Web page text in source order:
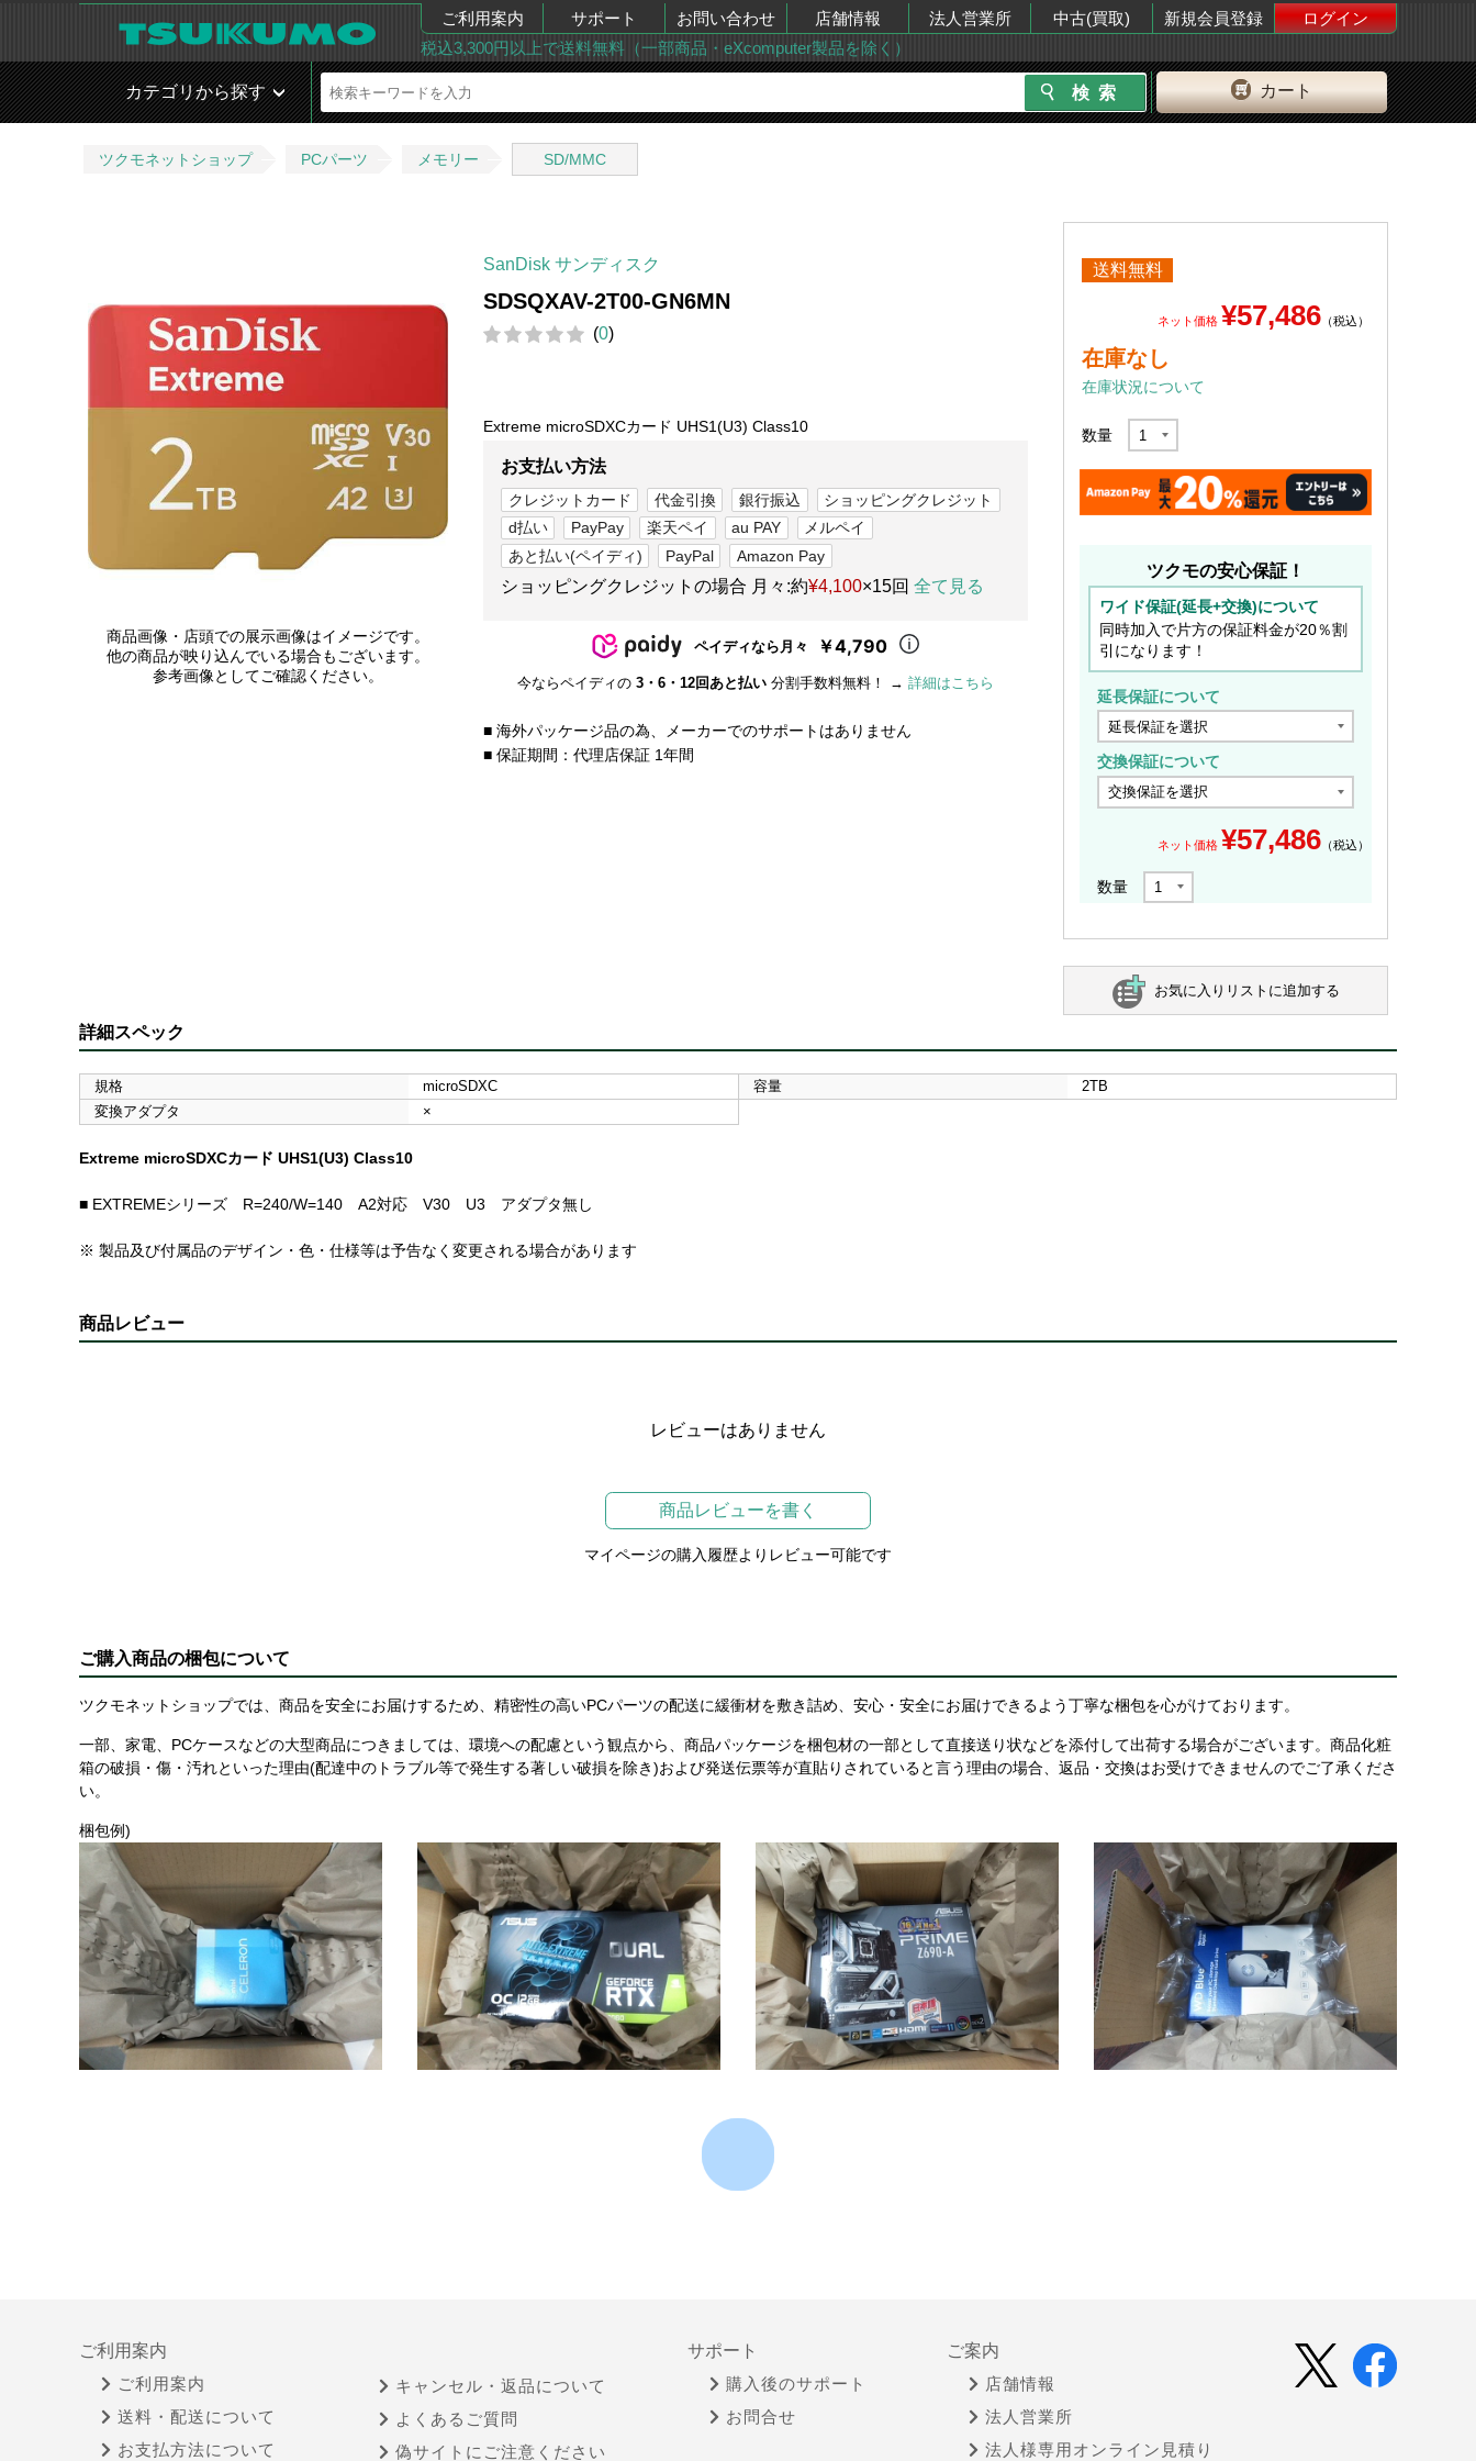
ご利用案内 サポート お問い合わせ 店舗情報 法人営業所 中古(買取) 新規会員登録
ログイン
税込3,300円以上で送料無料（一部商品・eXcomputer製品を除く）
カート
カテゴリから探す
ツクモネットショップ PCパーツ メモリー SD/MMC
商品画像・店頭での展示画像はイメージです。
他の商品が映り込んでいる場合もございます。
参考画像としてご確認ください。
SanDisk サンディスク
SDSQXAV-2T00-GN6MN
(0)
Extreme microSDXCカード UHS1(U3) Class10
お支払い方法
クレジットカード 代金引換 銀行振込
ショッピングクレジット
d払い
PayPay 楽天ペイ au PAY
メルペイ
あと払い(ペイディ)
PayPal Amazon Pay
ショッピングクレジットの場合 月々:約¥4,100×15回 全て見る
ペイディなら月々 ￥4,790
今ならペイディの 3・6・12回あと払い 分割手数料無料！ → 詳細はこちら
■ 海外パッケージ品の為、メーカーでのサポートはありません
■ 保証期間：代理店保証 1年間
送料無料
ネット価格 ¥57,486 （税込）
在庫なし
在庫状況について
数量
ツクモの安心保証！
ワイド保証(延長+交換)について
同時加入で片方の保証料金が20％割
引になります！
延長保証について
交換保証について
ネット価格 ¥57,486 （税込）
数量
お気に入りリストに追加する
詳細スペック
規格 microSDXC 容量
2TB
変換アダプタ
×
Extreme microSDXCカード UHS1(U3) Class10
■ EXTREMEシリーズ R=240/W=140 A2対応 V30 U3 アダプタ無し
※ 製品及び付属品のデザイン・色・仕様等は予告なく変更される場合があります
商品レビュー
レビューはありません
商品レビューを書く
マイページの購入履歴よりレビュー可能です
ご購入商品の梱包について
ツクモネットショップでは、商品を安全にお届けするため、精密性の高いPCパーツの配送に緩衝材を敷き詰め、安心・安全にお届けできるよう丁寧な梱包を心がけております。
一部、家電、PCケースなどの大型商品につきましては、環境への配慮という観点から、商品パッケージを梱包材の一部として直接送り状などを添付して出荷する場合がございます。商品化粧
箱の破損・傷・汚れといった理由(配達中のトラブル等で発生する著しい破損を除き)および発送伝票等が直貼りされていると言う理由の場合、返品・交換はお受けできませんのでご了承くださ
い。
梱包例)
ご利用案内
ご利用案内
送料・配送について
お支払方法について
キャンセル・返品について
よくあるご質問
偽サイトにご注意ください
サポート
購入後のサポート
お問合せ
ご案内
店舗情報
法人営業所
法人様専用オンライン見積り